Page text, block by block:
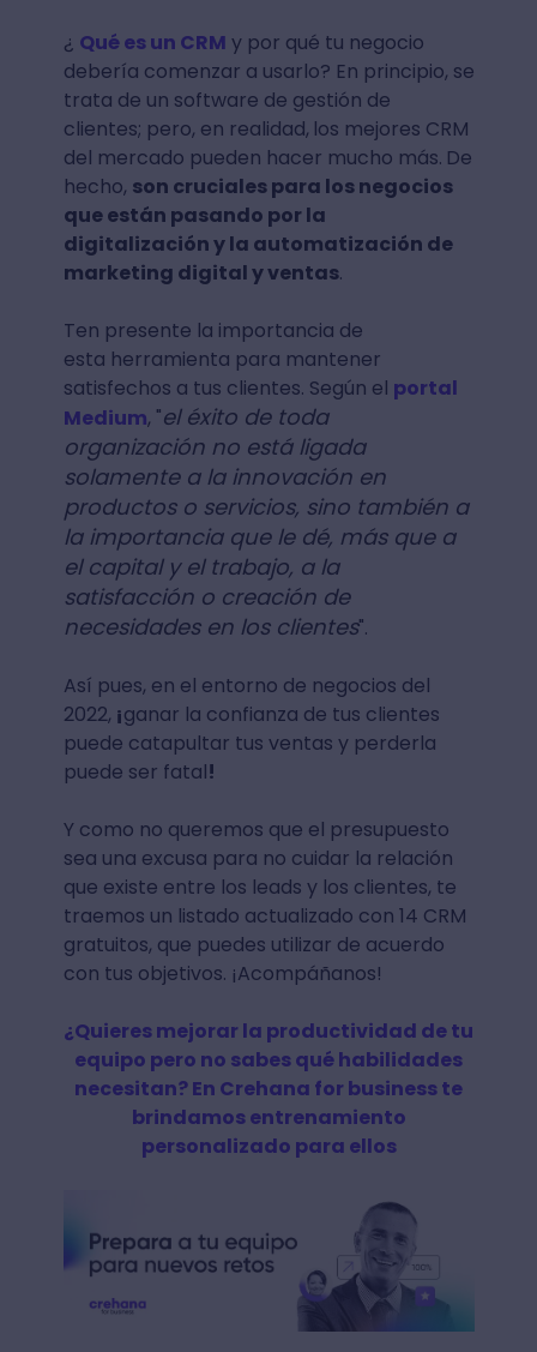
¿ Qué es un CRM y por qué tu negocio
debería comenzar a usarlo? En principio, se
trata de un software de gestión de
clientes; pero, en realidad, los mejores CRM
del mercado pueden hacer mucho más. De
hecho, son cruciales para los negocios
que están pasando por la
digitalización y la automatización de
marketing digital y ventas.
Ten presente la importancia de
esta herramienta para mantener
satisfechos a tus clientes. Según el portal
Medium, "el éxito de toda
organización no está ligada
solamente a la innovación en
productos o servicios, sino también a
la importancia que le dé, más que a
el capital y el trabajo, a la
satisfacción o creación de
necesidades en los clientes".
Así pues, en el entorno de negocios del
2022, ¡ganar la confianza de tus clientes
puede catapultar tus ventas y perderla
puede ser fatal!
Y como no queremos que el presupuesto
sea una excusa para no cuidar la relación
que existe entre los leads y los clientes, te
traemos un listado actualizado con 14 CRM
gratuitos, que puedes utilizar de acuerdo
con tus objetivos. ¡Acompáñanos!
¿Quieres mejorar la productividad de tu
equipo pero no sabes qué habilidades
necesitan? En Crehana for business te
brindamos entrenamiento
personalizado para ellos